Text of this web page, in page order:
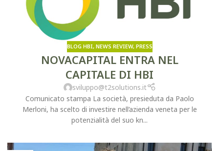
BLOG HBI, NEWS REVIEW, PRESS
NOVACAPITAL ENTRA NEL
CAPITALE DI HBI
sviluppo@t2solutions.it
Comunicato stampa La società, presieduta da Paolo
Merloni, ha scelto di investire nell’azienda veneta per le
potenzialità del suo kn...